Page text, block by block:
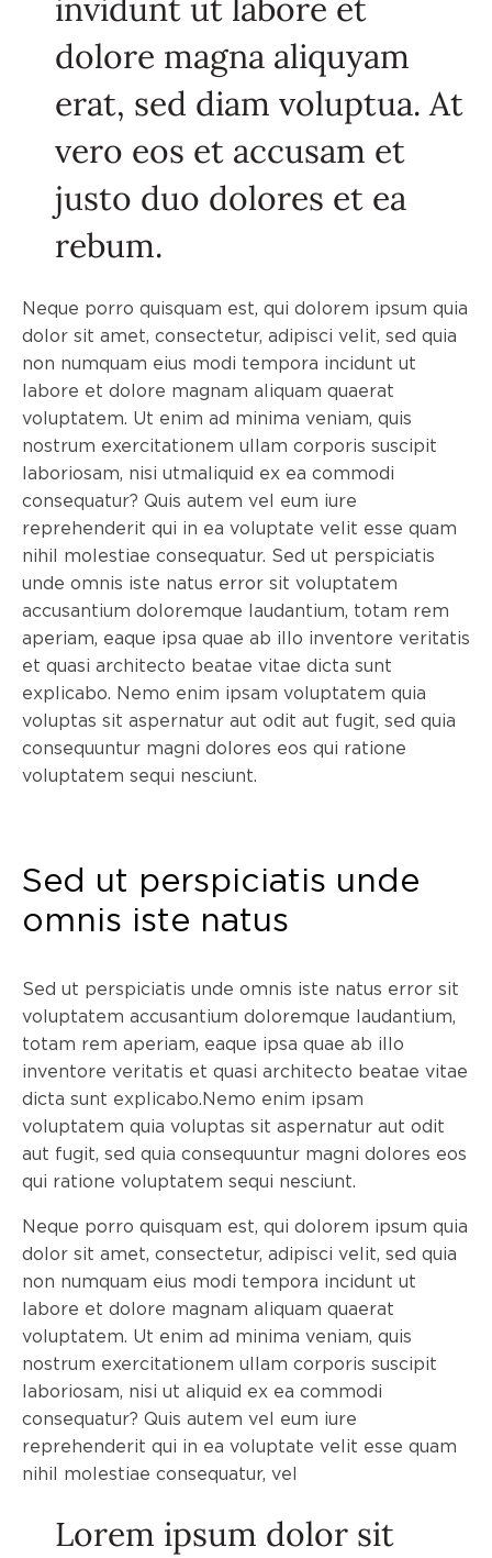
invidunt ut labore et
dolore magna aliquyam
erat, sed diam voluptua. At
vero eos et accusam et
justo duo dolores et ea
rebum.
Neque porro quisquam est, qui dolorem ipsum quia
dolor sit amet, consectetur, adipisci velit, sed quia
non numquam eius modi tempora incidunt ut
labore et dolore magnam aliquam quaerat
voluptatem. Ut enim ad minima veniam, quis
nostrum exercitationem ullam corporis suscipit
laboriosam, nisi utmaliquid ex ea commodi
consequatur? Quis autem vel eum iure
reprehenderit qui in ea voluptate velit esse quam
nihil molestiae consequatur. Sed ut perspiciatis
unde omnis iste natus error sit voluptatem
accusantium doloremque laudantium, totam rem
aperiam, eaque ipsa quae ab illo inventore veritatis
et quasi architecto beatae vitae dicta sunt
explicabo. Nemo enim ipsam voluptatem quia
voluptas sit aspernatur aut odit aut fugit, sed quia
consequuntur magni dolores eos qui ratione
voluptatem sequi nesciunt.
Sed ut perspiciatis unde
omnis iste natus
Sed ut perspiciatis unde omnis iste natus error sit
voluptatem accusantium doloremque laudantium,
totam rem aperiam, eaque ipsa quae ab illo
inventore veritatis et quasi architecto beatae vitae
dicta sunt explicabo.Nemo enim ipsam
voluptatem quia voluptas sit aspernatur aut odit
aut fugit, sed quia consequuntur magni dolores eos
qui ratione voluptatem sequi nesciunt.
Neque porro quisquam est, qui dolorem ipsum quia
dolor sit amet, consectetur, adipisci velit, sed quia
non numquam eius modi tempora incidunt ut
labore et dolore magnam aliquam quaerat
voluptatem. Ut enim ad minima veniam, quis
nostrum exercitationem ullam corporis suscipit
laboriosam, nisi ut aliquid ex ea commodi
consequatur? Quis autem vel eum iure
reprehenderit qui in ea voluptate velit esse quam
nihil molestiae consequatur, vel
Lorem ipsum dolor sit